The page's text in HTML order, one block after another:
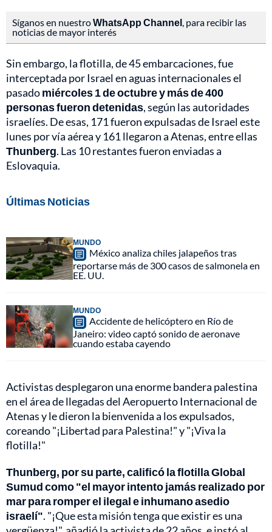
Síganos en nuestroWhatsApp Channel, para recibir las
noticias de mayor interés
Sin embargo, la flotilla, de 45 embarcaciones, fue
interceptada por Israel en aguas internacionales el
pasadomiércoles 1 de octubre y más de 400
personas fueron detenidas, según las autoridades
israelíes. De esas, 171 fueron expulsadas de Israel este
lunes por vía aérea y 161 llegaron a Atenas, entre ellas
Thunberg. Las 10 restantes fueron enviadas a
Eslovaquia.
Últimas Noticias
MUNDO
México analiza chiles jalapeños tras
reportarse más de 300 casos de salmonela en
EE. UU.
MUNDO
Accidente de helicóptero en Río de
Janeiro: video captó sonido de aeronave
cuando estaba cayendo
Activistas desplegaron una enorme bandera palestina
en el área de llegadas del Aeropuerto Internacional de
Atenas y le dieron la bienvenida a los expulsados,
coreando "¡Libertad para Palestina!" y "¡Viva la
flotilla!"
Thunberg, por su parte, calificó la flotilla Global
Sumud como "el mayor intento jamás realizado por
mar para romper el ilegal e inhumano asedio
israelí". "¡Que esta misión tenga que existir es una